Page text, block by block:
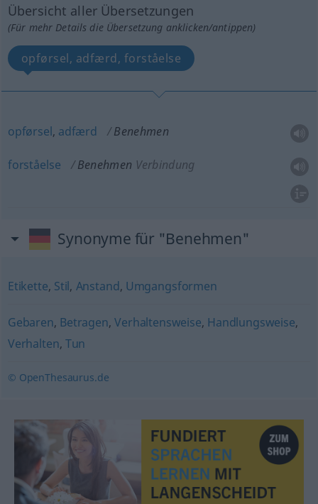
Übersicht aller Übersetzungen
(Für mehr Details die Übersetzung anklicken/antippen)
opførsel, adfærd, forståelse
opførsel, adfærd Benehmen
forståelse Benehmen Verbindung
Synonyme für "Benehmen"
Etikette, Stil, Anstand, Umgangsformen
Gebaren, Betragen,Verhaltensweise, Handlungsweise,
Verhalten, Tun
© OpenThesaurus.de